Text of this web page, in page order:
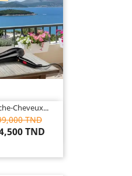
Cheveux...
TND
TND